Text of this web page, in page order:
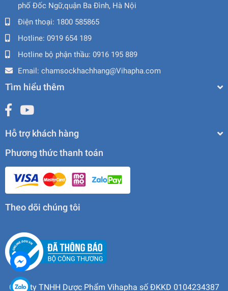
phố Đốc Ngữ,quận Ba Đình, Hà Nội
Điện thoại: 1800 585865
Hotline: 0919 654 189
Hotline bộ phận thầu: 0916 195 889
Email: chamsockhachhang@Vihapha.com
Tìm hiểu thêm
Hỗ trợ khách hàng
Phương thức thanh toán
Theo dõi chúng tôi
Công ty TNHH Dược Phẩm Vihapha số ĐKKD 0104234387